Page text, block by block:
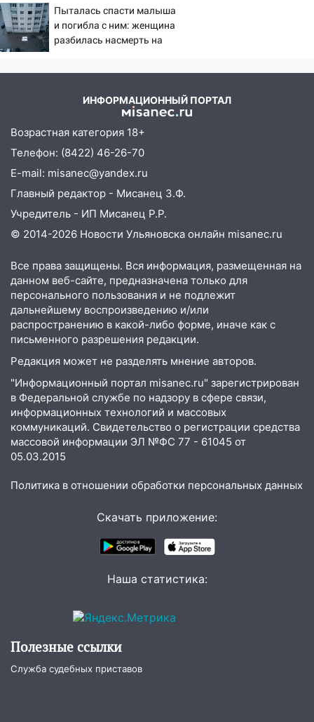
12:37
Переезжал «зебру» на
велосипеде и попал под колеса
Железнодорожном районе горела дача
В Засвияжье под колёса авто
попал мужчина
11:17 В Радищевском районе сгорели
хозяйственные постройки
11:00 В Канадее горел жилой дом
10:18 Губернатор Ульяновской области:
уничтожено четыре беспилотника в
регионе
10:00 В Ульяновске дотла сгорел
легковой автомобиль
09:39 В Ульяновске будут судить десять
наркодилеров, снабжавших две области
09:25 Вынесли приговор дебоширам,
избившим мужчину в трамвае
08:27 Ульяновская полиция получила
один из шести уникальных автомобилей
в России
07:02
Жара отступит: какой будет
погода в Ульяновске днем 5 августа
06:10
Двое мигрантов изнасиловали 13-
Мертвеца выкопали, посадили в
мешок и попытались утопить в Волге
опасный день августа: что ждет каждый
04.08.2026
23:27 Прокуратура проверяет
дипломатам
Пыталась спасти малыша
и погибла с ним: женщина
разбилась насмерть на
ИНФОРМАЦИОННЫЙ ПОРТАЛ
Возрастная категория 18+
Телефон: (8422) 46-26-70
E-mail: misanec@yandex.ru
Главный редактор - Мисанец З.Ф.
Учредитель - ИП Мисанец Р.Р.
© 2014-2026 Новости Ульяновска онлайн misanec.ru
Все права защищены. Вся информация, размещенная на
данном веб-сайте, предназначена только для
персонального пользования и не подлежит
дальнейшему воспроизведению и/или
распространению в какой-либо форме, иначе как с
письменного разрешения редакции.
Редакция может не разделять мнение авторов.
"Информационный портал misanec.ru" зарегистрирован
в Федеральной службе по надзору в сфере связи,
информационных технологий и массовых
коммуникаций. Свидетельство о регистрации средства
массовой информации ЭЛ №ФС 77 - 61045 от
05.03.2015
Политика в отношении обработки персональных данных
Скачать приложение:
Наша статистика:
Полезные ссылки
Служба судебных приставов